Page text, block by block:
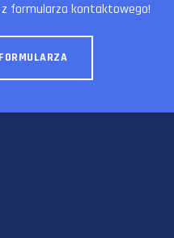
formularza kontaktowego!